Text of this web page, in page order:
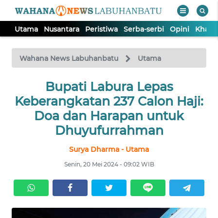
Utama Nusantara Peristiwa Serba-serbi Opini Khas
Wahana News Labuhanbatu Utama
Bupati Labura Lepas
Keberangkatan 237 Calon Haji:
Doa dan Harapan untuk
Dhuyufurrahman
Surya Dharma - Utama
Senin, 20 Mei 2024 - 09:02 WIB
TV
Tutup
NUSANTARA
SERBI